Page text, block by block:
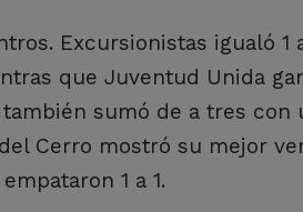
Excursionistas igualó 1
que Juventud Unida
sumó de a tres
Cerro mostró su mejor
1 a 1.